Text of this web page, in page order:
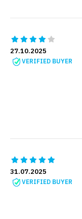
27.10.2025
VERIFIED BUYER
31.07.2025
VERIFIED BUYER